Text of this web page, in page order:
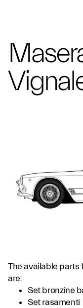
The available parts
are:
Set bronzine
Set rasamenti